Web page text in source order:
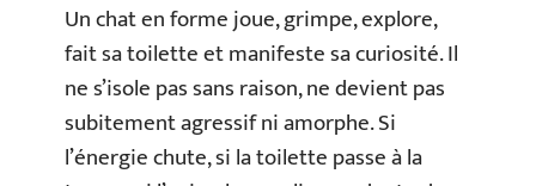
Un chat en forme joue, grimpe, explore,
fait sa toilette et manifeste sa curiosité. Il
ne s’isole pas sans raison, ne devient pas
subitement agressif ni amorphe. Si
l’énergie chute, si la toilette passe à la